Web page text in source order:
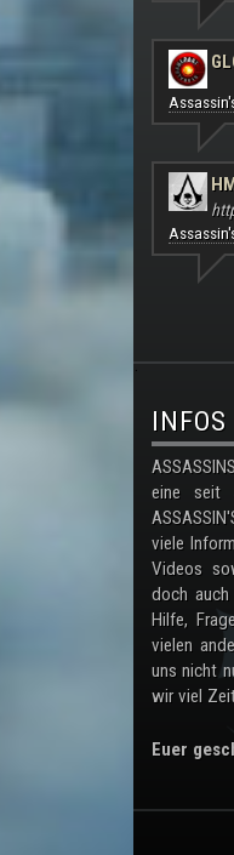
.
INFOS
eine seit
viele
Videos
doch
Hilfe,
vielen
uns nicht
wir viel
Euer